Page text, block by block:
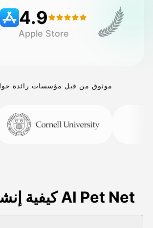
4.9
Apple Store
موثوق من قبل مؤسسات رائدة حول
كيفية إنشاء فيديو AI Pet Net